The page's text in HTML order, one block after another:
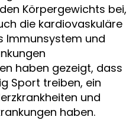
Körpergewichts bei,
die kardiovaskuläre
Immunsystem und
haben gezeigt, dass
Sport treiben, ein
und
haben.